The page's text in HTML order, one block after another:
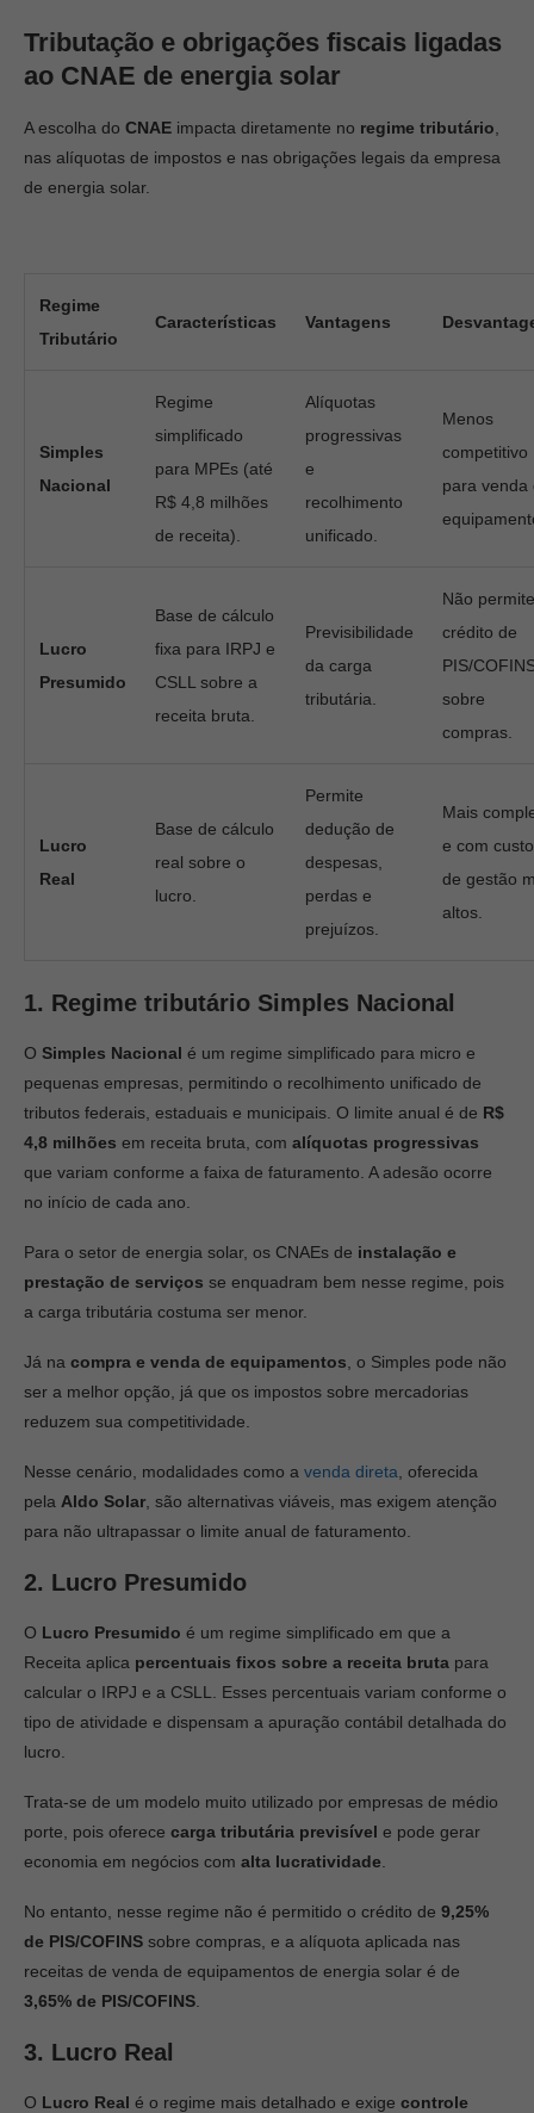
Tributação e obrigações fiscais ligadas
ao CNAE de energia solar
A escolha do CNAE impacta diretamente no regime tributário
nas alíquotas de impostos e nas obrigações legais da empresa
de energia solar.
Regime
Tributário
Características Vantagens
Simples
Nacional
Regime
simplificado
para MPEs (até
R$ 4,8 milhões
de receita).
Alíquotas
progressivas
e
recolhimento
unificado.
Menos
competitivo
para venda
Lucro
Presumido
Base de cálculo
fixa para IRPJ e
CSLL sobre a
receita bruta.
Previsibilidade
da carga
tributária.
Não permite
crédito de
PIS/
sobre
compras.
Lucro
Real
Base de cálculo
real sobre o
lucro.
Permite
dedução de
despesas,
perdas e
prejuízos.
Mais
e com
de gestão
altos.
1. Regime tributário Simples Nacional
O Simples Nacional é um regime simplificado para micro e
pequenas empresas, permitindo o recolhimento unificado de
tributos federais, estaduais e municipais. O limite anual é de R$
4,8 milhões em receita bruta, com alíquotas progressivas
que variam conforme a faixa de faturamento. A adesão ocorre
no início de cada ano.
Para o setor de energia solar, os CNAEs de instalação e
prestação de serviços se enquadram bem nesse regime, pois
a carga tributária costuma ser menor.
Já na compra e venda de equipamentos , o Simples pode não
ser a melhor opção, já que os impostos sobre mercadorias
reduzem sua competitividade.
Nesse cenário, modalidades como a venda direta , oferecida
pela Aldo Solar , são alternativas viáveis, mas exigem atenção
para não ultrapassar o limite anual de faturamento.
2. Lucro Presumido
O Lucro Presumido é um regime simplificado em que a
Receita aplica percentuais fixos sobre a receita bruta para
calcular o IRPJ e a CSLL. Esses percentuais variam conforme o
tipo de atividade e dispensam a apuração contábil detalhada do
lucro.
Trata-se de um modelo muito utilizado por empresas de médio
porte, pois oferece carga tributária previsível e pode gerar
economia em negócios com alta lucratividade
No entanto, nesse regime não é permitido o crédito de 9,25%
de PIS/COFINS sobre compras, e a alíquota aplicada nas
receitas de venda de equipamentos de energia solar é de
3,65% de PIS/COFINS
3. Lucro Real
O Lucro Real é o regime mais detalhado e exige controle